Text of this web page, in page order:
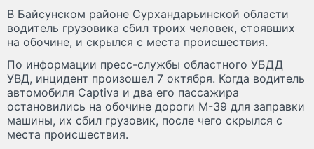
В Байсунском районе Сурхандарьинской области
водитель грузовика сбил троих человек, стоявших
на обочине, и скрылся с места происшествия.
По информации пресс-службы областного УБДД
УВД, инцидент произошел 7 октября. Когда водитель
автомобиля Captiva и два его пассажира
остановились на обочине дороги М-39 для заправки
машины, их сбил грузовик, после чего скрылся с
места происшествия.